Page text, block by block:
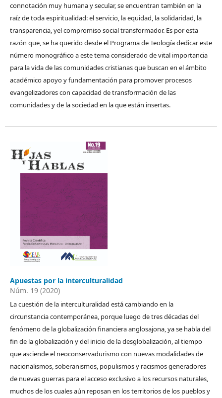
connotación muy humana y secular, se encuentran también en la
raíz de toda espiritualidad: el servicio, la equidad, la solidaridad, la
transparencia, yel compromiso social transformador. Es por esta
razón que, se ha querido desde el Programa de Teología dedicar este
número monográfico a este tema considerado de vital importancia
para la vida de las comunidades cristianas que buscan en el ámbito
académico apoyo y fundamentación para promover procesos
evangelizadores con capacidad de transformación de las
comunidades y de la sociedad en la que están insertas.
Apuestas por la interculturalidad
Núm. 19 (2020)
La cuestión de la interculturalidad está cambiando en la
circunstancia contemporánea, porque luego de tres décadas del
fenómeno de la globalización financiera anglosajona, ya se habla del
fin de la globalización y del inicio de la desglobalización, al tiempo
que asciende el neoconservadurismo con nuevas modalidades de
nacionalismos, soberanismos, populismos y racismos generadores
de nuevas guerras para el acceso exclusivo a los recursos naturales,
muchos de los cuales aún reposan en los territorios de los pueblos y